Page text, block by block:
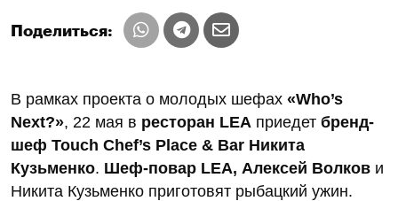
Поделиться:
В рамках проекта о молодых шефах «Who’s
Next?», 22 мая в ресторан LEA приедет бренд-
шеф Touch Chef’s Place & Bar Никита
Кузьменко. Шеф-повар LEA, Алексей Волков и
Никита Кузьменко приготовят рыбацкий ужин.